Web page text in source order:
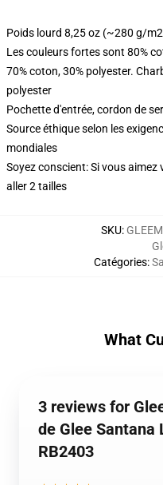
Poids lourd 8,25 oz (~280 g/
Les couleurs fortes sont 80%
70% coton, 30% polyester.
polyester
Pochette d'entrée, cordon de
Source éthique selon les
mondiales
Soyez conscient: Si vous
aller 2 tailles
SKU:
Catégories:
What
3 reviews for
de Glee Santana
RB2403